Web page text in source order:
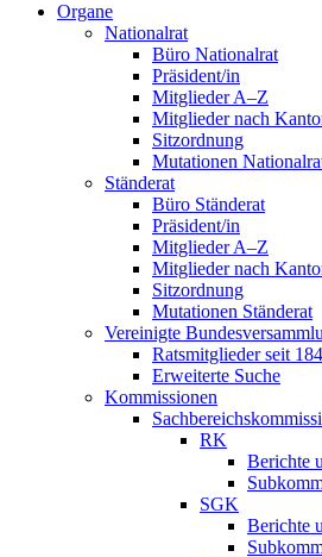
Organe
Nationalrat
Büro Nationalrat
Präsident/in
Mitglieder A–Z
Mitglieder nach
Sitzordnung
Mutationen
Ständerat
Büro Ständerat
Präsident/in
Mitglieder A–Z
Mitglieder nach
Sitzordnung
Mutationen Ständerat
Vereinigte
Ratsmitglieder seit
Erweiterte Suche
Kommissionen
RK
Berichte
SGK
Berichte